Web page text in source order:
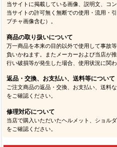
当サイトに掲載している画像、説明文、コ
当サイトの許可無く無断での使用・流用・
プチャ画像含む）。
商品の取り扱いについて
万一商品を本来の目的以外で使用して事故
負いかねます。またメーカーおよび当店が
行い破損等が発生した場合、使用状況に関
返品・交換、お支払い、送料等について
ご注文商品の返品・交換、お支払い、送料
をご確認ください。
修理対応について
当店で購入いただいたヘルメット、ショル
をご確認ください。